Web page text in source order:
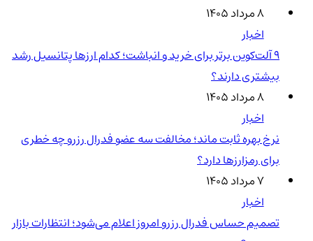
۸ مرداد ۱۴۰۵
اخبار
۹ آلت‌کوین برتر برای خرید و انباشت؛ کدام ارزها پتانسیل رشد
بیشتری دارند؟
۸ مرداد ۱۴۰۵
اخبار
نرخ بهره ثابت ماند؛ مخالفت سه عضو فدرال رزرو چه خطری
برای رمزارزها دارد؟
۷ مرداد ۱۴۰۵
اخبار
تصمیم حساس فدرال رزرو امروز اعلام می‌شود؛ انتظارات بازار